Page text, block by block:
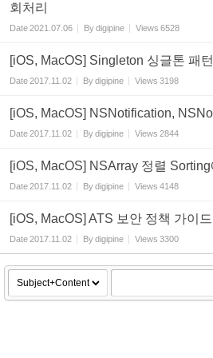
회처리
Date2021.07.06 Bydigipine Views 6528
[iOS, MacOS] Singleton 싱글톤 패턴
Date2017.11.02 Bydigipine Views 3198
[iOS, MacOS] NSNotification,
Date2017.11.02 Bydigipine Views 2844
[iOS, MacOS] NSArray 정렬 Sorting
Date2017.11.02 Bydigipine Views 4148
[iOS, MacOS] ATS 보안 정책 가이드
Date2017.11.02 Bydigipine Views 3300